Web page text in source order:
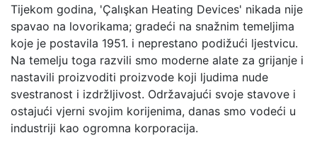
Tijekom godina, 'Çalışkan Heating Devices' nikada nije
spavao na lovorikama; gradeći na snažnim temeljima
koje je postavila 1951. i neprestano podižući ljestvicu.
Na temelju toga razvili smo moderne alate za grijanje i
nastavili proizvoditi proizvode koji ljudima nude
svestranost i izdržljivost. Održavajući svoje stavove i
ostajući vjerni svojim korijenima, danas smo vodeći u
industriji kao ogromna korporacija.